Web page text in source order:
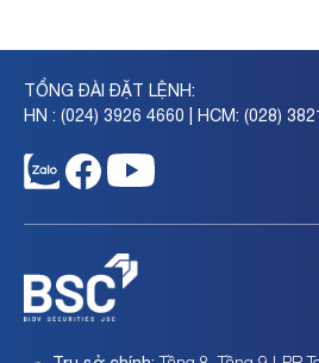
TỔNG ĐÀI ĐẶT LỆNH:
HN : (024) 3926 4660 | HCM: (028)